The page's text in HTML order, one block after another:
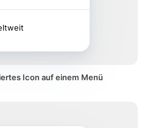
Icon auf einem Menü